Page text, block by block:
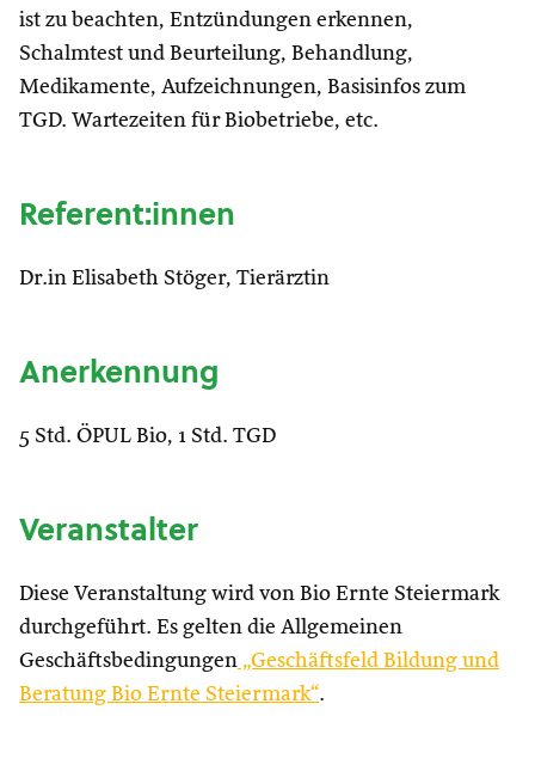
ist zu beachten, Entzündungen erkennen,
Schalmtest und Beurteilung, Behandlung,
Medikamente, Aufzeichnungen, Basisinfos zum
TGD. Wartezeiten für Biobetriebe, etc.
Referent:innen
Dr.in Elisabeth Stöger, Tierärztin
Anerkennung
5 Std. ÖPUL Bio, 1 Std. TGD
Veranstalter
Diese Veranstaltung wird von Bio Ernte Steiermark
durchgeführt. Es gelten die Allgemeinen
Geschäftsbedingungen „Geschäftsfeld Bildung und
Beratung Bio Ernte Steiermark“.